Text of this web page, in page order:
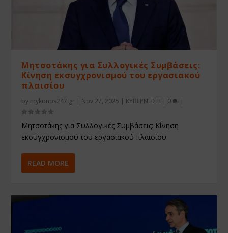
Μητσοτάκης για Συλλογικές Συμβάσεις:
Κίνηση εκσυγχρονισμού του εργασιακού
πλαισίου
by mykonos247.gr | Nov 27, 2025 | ΚΥΒΕΡΝΗΣΗ | 0 |
Μητσοτάκης για Συλλογικές Συμβάσεις: Κίνηση
εκσυγχρονισμού του εργασιακού πλαισίου
READ MORE